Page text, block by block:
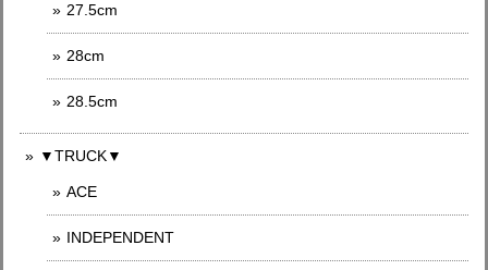
27.5cm
28cm
28.5cm
▼TRUCK▼
ACE
INDEPENDENT